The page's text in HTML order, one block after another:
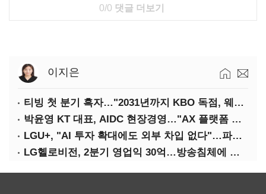
0/0 댓글 더보기
이지은
티빙 첫 분기 흑자…"2031년까지 KBO 독점, 웨이브 합병도 속도"
박윤영 KT 대표, AIDC 현장경영…"AX 플랫폼 핵심 인프라로 키운다"
LGU+, "AI 투자 확대에도 외부 차입 없다"…파주 AIDC 수익성 자신
LG헬로비전, 2분기 영업익 30억…방송침체에 교육용 단말 시장도 축소